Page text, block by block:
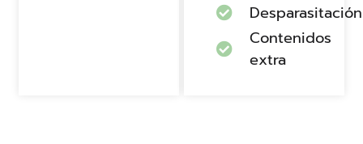
Desparasitación
Contenidos
extra